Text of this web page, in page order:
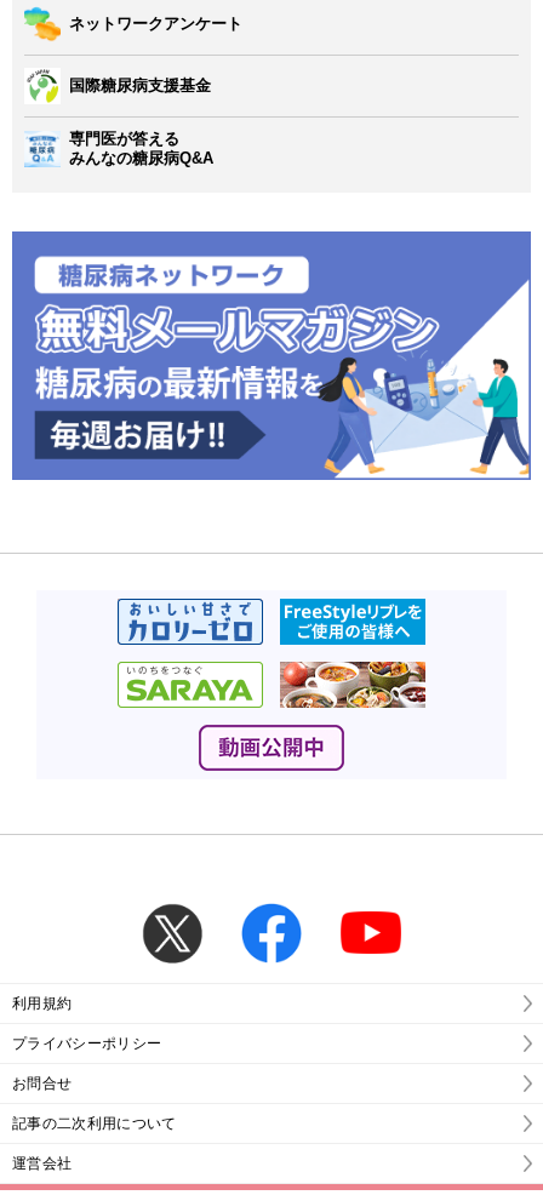
ネットワークアンケート
国際糖尿病支援基金
専門医が答える
みんなの糖尿病Q&A
利用規約
プライバシーポリシー
お問合せ
記事の二次利用について
運営会社